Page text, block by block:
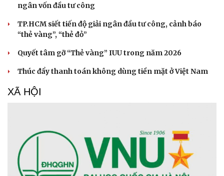
ngân vốn đầu tư công
TP.HCM siết tiến độ giải ngân đầu tư công, cảnh báo
“thẻ vàng”, “thẻ đỏ”
Quyết tâm gỡ “Thẻ vàng” IUU trong năm 2026
Thúc đẩy thanh toán không dùng tiền mặt ở Việt Nam
XÃ HỘI